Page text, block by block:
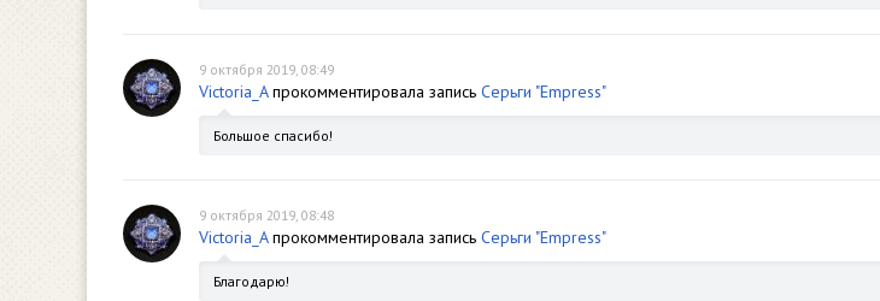
9 октября 2019, 08:49
Victoria_Aпрокомментировала запись Серьги "Empress"
Большое спасибо!
9 октября 2019, 08:48
Victoria_Aпрокомментировала запись Серьги "Empress"
Благодарю!